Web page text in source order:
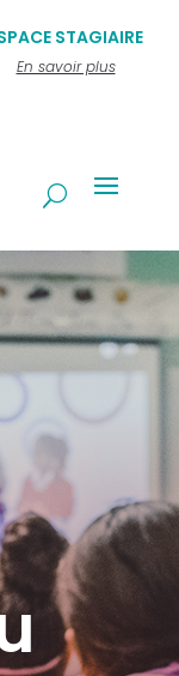
STAGIAIRE
En savoir plus